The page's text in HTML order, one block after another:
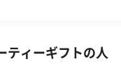
ティーギフトの人